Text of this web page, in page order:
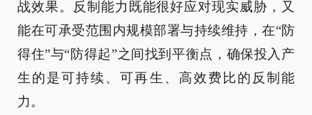
战效果。反制能力既能很好应对现实威胁，又
能在可承受范围内规模部署与持续维持，在“防
得住”与“防得起”之间找到平衡点，确保投入产
生的是可持续、可再生、高效费比的反制能
力。